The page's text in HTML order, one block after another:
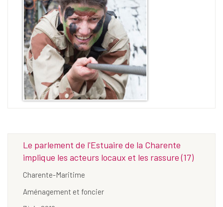
Le parlement de l'Estuaire de la Charente
implique les acteurs locaux et les rassure (17)
Charente-Maritime
Aménagement et foncier